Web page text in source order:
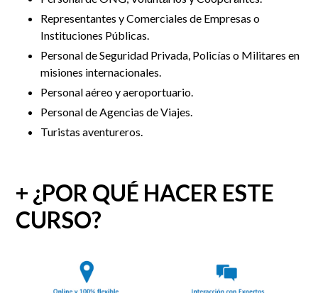
Representantes y Comerciales de Empresas o
Instituciones Públicas.
Personal de Seguridad Privada, Policías o Militares en
misiones internacionales.
Personal aéreo y aeroportuario.
Personal de Agencias de Viajes.
Turistas aventureros.
+ ¿POR QUÉ HACER ESTE
CURSO?